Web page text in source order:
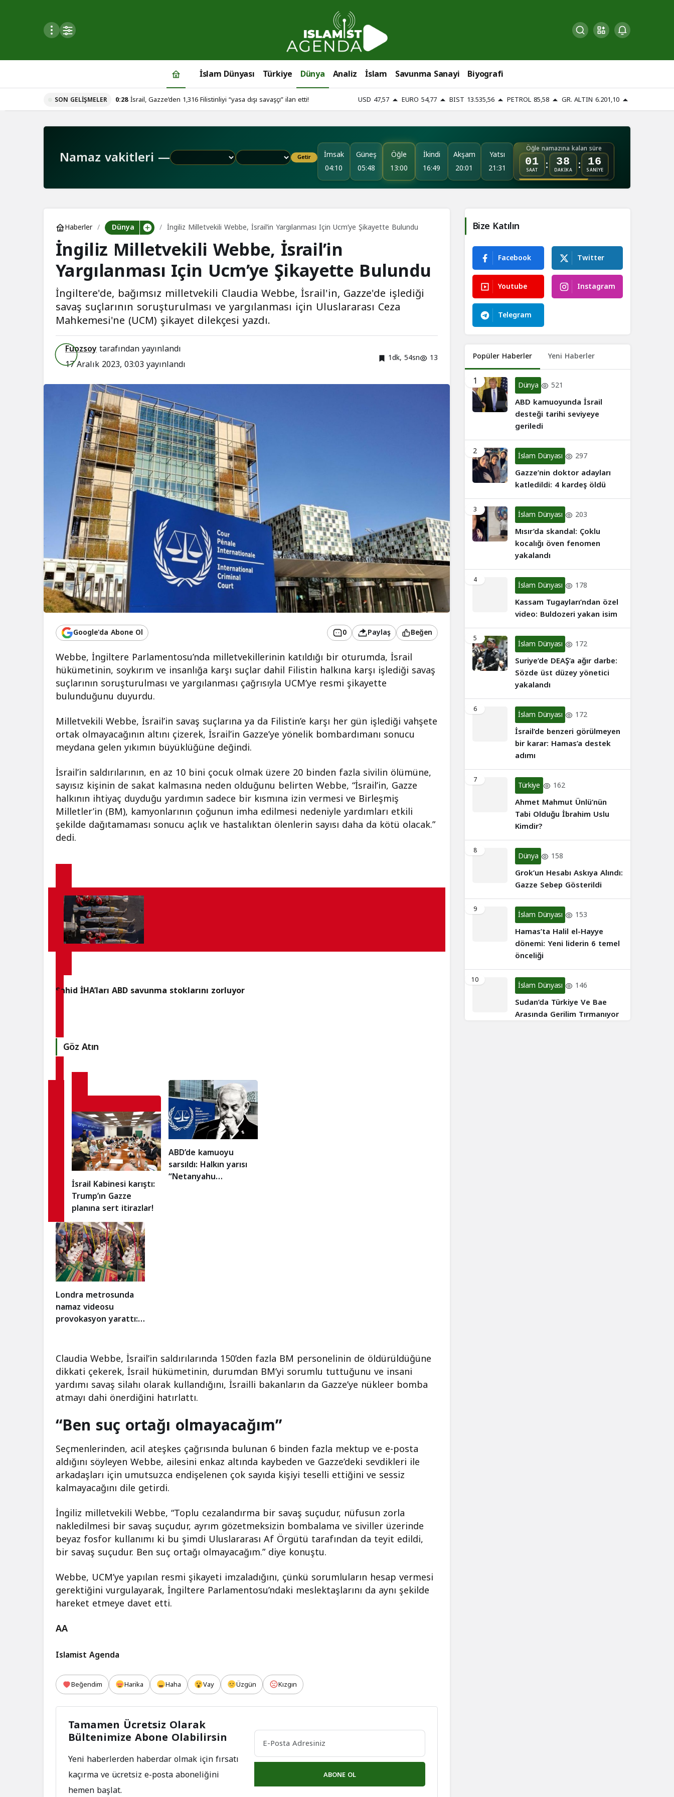
Mod
İslam Dünyası Türkiye Dünya Analiz İslam Savunma Sanayi Biyografi
SON GELIŞMELER 0:28 İsrail, Gazze’den 1,316 Filistinliyi “yasa dışı savaşçı” ilan etti! USD 47,57 EURO 54,77 BIST 13.535,56 PETROL 85,58 GR. ALTIN 6.201,10
Namaz vakitleri — Getir
İmsak
04:10
Güneş
05:48
Öğle
13:00
İkindi
16:49
Akşam
20:01
Yatsı
21:31
Öğle namazına kalan süre
01
SAAT : 38
DAKİKA : 15
SANİYE
Haberler Dünya İngiliz Milletvekili Webbe, İsrail’in Yargılanması Için Ucm’ye Şikayette Bulundu
İngiliz Milletvekili Webbe, İsrail’in
Yargılanması Için Ucm’ye Şikayette Bulundu
İngiltere'de, bağımsız milletvekili Claudia Webbe, İsrail'in, Gazze'de işlediği
savaş suçlarının soruşturulması ve yargılanması için Uluslararası Ceza
Mahkemesi'ne (UCM) şikayet dilekçesi yazdı.
Fuozsoytarafından yayınlandı
17 Aralık 2023, 03:03yayınlandı 1dk, 54sn 13
Google'da Abone Ol 0 Paylaş Beğen
Webbe, İngiltere Parlamentosu’nda milletvekillerinin katıldığı bir oturumda, İsrail
hükümetinin, soykırım ve insanlığa karşı suçlar dahil Filistin halkına karşı işlediği savaş
suçlarının soruşturulması ve yargılanması çağrısıyla UCM’ye resmi şikayette
bulunduğunu duyurdu.
Milletvekili Webbe, İsrail’in savaş suçlarına ya da Filistin’e karşı her gün işlediği vahşete
ortak olmayacağının altını çizerek, İsrail’in Gazze’ye yönelik bombardımanı sonucu
meydana gelen yıkımın büyüklüğüne değindi.
İsrail’in saldırılarının, en az 10 bini çocuk olmak üzere 20 binden fazla sivilin ölümüne,
sayısız kişinin de sakat kalmasına neden olduğunu belirten Webbe, “İsrail’in, Gazze
halkının ihtiyaç duyduğu yardımın sadece bir kısmına izin vermesi ve Birleşmiş
Milletler’in (BM), kamyonlarının çoğunun imha edilmesi nedeniyle yardımları etkili
şekilde dağıtamaması sonucu açlık ve hastalıktan ölenlerin sayısı daha da kötü olacak.”
dedi.
Şahid İHA’ları ABD savunma stoklarını zorluyor
Göz Atın
İsrail Kabinesi karıştı:
Trump’ın Gazze
planına sert itirazlar!
ABD’de kamuoyu
sarsıldı: Halkın yarısı
“Netanyahu
Londra metrosunda
namaz videosu
provokasyon yarattı:
Claudia Webbe, İsrail’in saldırılarında 150’den fazla BM personelinin de öldürüldüğüne
dikkati çekerek, İsrail hükümetinin, durumdan BM’yi sorumlu tuttuğunu ve insani
yardımı savaş silahı olarak kullandığını, İsrailli bakanların da Gazze’ye nükleer bomba
atmayı dahi önerdiğini hatırlattı.
“Ben suç ortağı olmayacağım”
Seçmenlerinden, acil ateşkes çağrısında bulunan 6 binden fazla mektup ve e-posta
aldığını söyleyen Webbe, ailesini enkaz altında kaybeden ve Gazze’deki sevdikleri ile
arkadaşları için umutsuzca endişelenen çok sayıda kişiyi teselli ettiğini ve sessiz
kalmayacağını dile getirdi.
İngiliz milletvekili Webbe, “Toplu cezalandırma bir savaş suçudur, nüfusun zorla
nakledilmesi bir savaş suçudur, ayrım gözetmeksizin bombalama ve siviller üzerinde
beyaz fosfor kullanımı ki bu şimdi Uluslararası Af Örgütü tarafından da teyit edildi,
bir savaş suçudur. Ben suç ortağı olmayacağım.” diye konuştu.
Webbe, UCM’ye yapılan resmi şikayeti imzaladığını, çünkü sorumluların hesap vermesi
gerektiğini vurgulayarak, İngiltere Parlamentosu’ndaki meslektaşlarını da aynı şekilde
hareket etmeye davet etti.
AA
Islamist Agenda
Beğendim Harika Haha Vay Üzgün Kızgın
Tamamen Ücretsiz Olarak
Bültenimize Abone Olabilirsin
Yeni haberlerden haberdar olmak için fırsatı
kaçırma ve ücretsiz e-posta aboneliğini
hemen başlat.
ABONE OL
Bize Katılın
Facebook Twitter
Youtube Instagram
Telegram
Popüler Haberler Yeni Haberler
1 Dünya 521
ABD kamuoyunda İsrail
desteği tarihi seviyeye
geriledi
2 İslam Dünyası 297
Gazze’nin doktor adayları
katledildi: 4 kardeş öldü
3 İslam Dünyası 203
Mısır’da skandal: Çoklu
kocalığı öven fenomen
yakalandı
4 İslam Dünyası 178
Kassam Tugayları’ndan özel
video: Buldozeri yakan isim
5 İslam Dünyası 172
Suriye’de DEAŞ’a ağır darbe:
Sözde üst düzey yönetici
yakalandı
6 İslam Dünyası 172
İsrail’de benzeri görülmeyen
bir karar: Hamas’a destek
adımı
7 Türkiye 162
Ahmet Mahmut Ünlü’nün
Tabi Olduğu İbrahim Uslu
Kimdir?
8 Dünya 158
Grok’un Hesabı Askıya Alındı:
Gazze Sebep Gösterildi
9 İslam Dünyası 153
Hamas’ta Halil el-Hayye
dönemi: Yeni liderin 6 temel
önceliği
10 İslam Dünyası 146
Sudan’da Türkiye Ve Bae
Arasında Gerilim Tırmanıyor